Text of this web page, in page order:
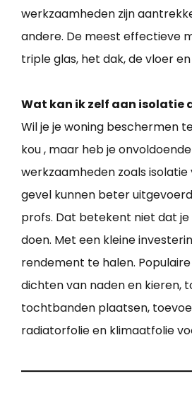
werkzaamheden zijn
andere. De meest effectieve
triple glas, het dak, de vloer
Wat kan ik zelf aan isolatie
Wil je je woning beschermen
kou , maar heb je
werkzaamheden zoals isolatie
gevel kunnen beter
profs. Dat betekent niet dat je
doen. Met een kleine
rendement te halen.
dichten van naden en kieren,
tochtbanden plaatsen,
radiatorfolie en klimaatfolie